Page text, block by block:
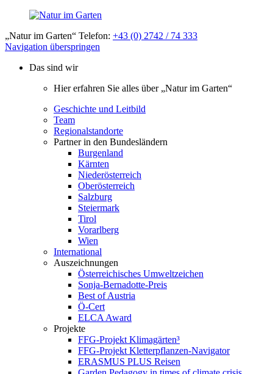
„Natur im Garten“ Telefon: +43 (0) 2742 / 74 333
Navigation überspringen
Das sind wir
Hier erfahren Sie alles über „Natur im Garten“
Geschichte und Leitbild
Team
Regionalstandorte
Partner in den Bundesländern
Burgenland
Kärnten
Niederösterreich
Oberösterreich
Salzburg
Steiermark
Tirol
Vorarlberg
Wien
International
Auszeichnungen
Österreichisches Umweltzeichen
Sonja-Bernadotte-Preis
Best of Austria
Ö-Cert
ELCA Award
Projekte
FFG-Projekt Klimagärten³
FFG-Projekt Kletterpflanzen-Navigator
ERASMUS PLUS Reisen